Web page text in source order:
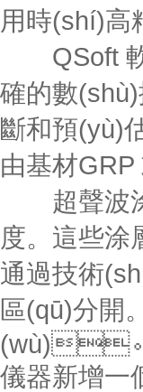
用時(shí)高
QSoft 軟
確的數(shù)
斷和預(yù)
由基材
超聲波涂
度。這
通過技術
區(qū)分開
(wù)。
儀器新增一